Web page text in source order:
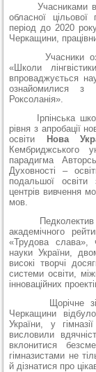
Учасниками
обласної
період до 2020
Черкащини,
Учасники
«Школи
впроваджується
ознайомилися з
Роксоланія».
Ірпінська школа
рівня з апробації
освіти Нова
Кембриджського
парадигма
Духовності –
подальшої
центрів вивчення
мов.
Педколектив
академічного
«Трудова слава»,
науки України,
високі творчі
системи освіти,
інноваційних
Щорічне
Черкащини
України, у
висловили
вклонитися
гімназистами не
й дізнатися про